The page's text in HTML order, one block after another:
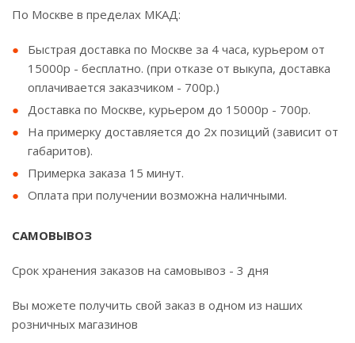
По Москве в пределах МКАД:
Быстрая доставка по Москве за 4 часа, курьером от
15000р - бесплатно. (при отказе от выкупа, доставка
оплачивается заказчиком - 700р.)
Доставка по Москве, курьером до 15000р - 700р.
На примерку доставляется до 2х позиций (зависит от
габаритов).
Примерка заказа 15 минут.
Оплата при получении возможна наличными.
САМОВЫВОЗ
Срок хранения заказов на самовывоз - 3 дня
Вы можете получить свой заказ в одном из наших
розничных магазинов